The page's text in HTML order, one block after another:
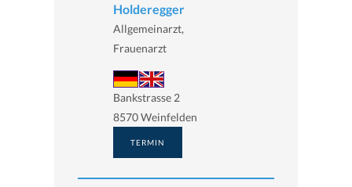
Holderegger
Allgemeinarzt,
Frauenarzt
Bankstrasse 2
8570 Weinfelden
TERMIN